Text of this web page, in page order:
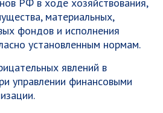
материальных,
фондов и исполнения
установленным нормам.
явлений в
управлении финансовыми